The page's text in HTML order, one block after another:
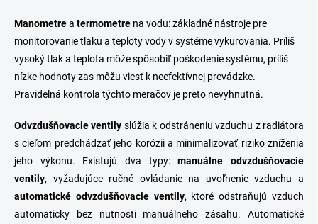
Manometrea termometre na vodu: základné nástroje pre
monitorovanie tlaku a teploty vody v systéme vykurovania. Príliš
vysoký tlak a teplota môže spôsobiť poškodenie systému, príliš
nízke hodnoty zas môžu viesť k neefektívnej prevádzke.
Pravidelná kontrola týchto meračov je preto nevyhnutná.
Odvzdušňovacie ventily slúžia k odstráneniu vzduchu z radiátora
s cieľom predchádzať jeho korózii a minimalizovať riziko zníženia
jeho výkonu. Existujú dva typy:manuálne odvzdušňovacie
ventily, vyžadujúce ručné ovládanie na uvoľnenie vzduchu a
automatické odvzdušňovacie ventily, ktoré odstraňujú vzduch
automaticky bez nutnosti manuálneho zásahu. Automatické